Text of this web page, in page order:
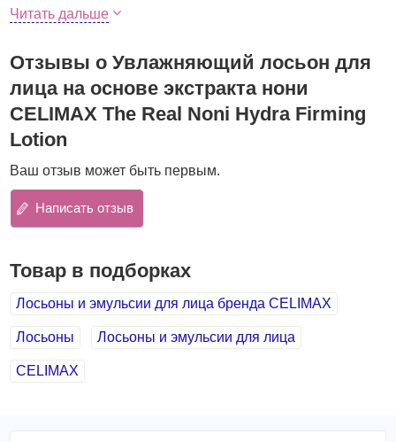
Real Noni Hydra Firming Lotion
шелушения.
обеспечивает надёжную антиоксидантную защиту;
нейтрализует свободные радикалы и
восстанавливает оптимальный гидролипидный
способствует формированию защитного барьера,
который удерживает в клетках необходимый уровень
влаги и препятствует обезвоженности;
лёгкая консистенция, быстро впитывается, оставляет
обладает освежающим ароматом розмарина;
подходит для сухой, нормальной и комбинированной
Основные компоненты:
Читать дальше
Отзывы о Увлажняющий лосьон для
лица на основе экстракта нони
CELIMAX The Real Noni Hydra Firming
Lotion
Ваш отзыв может быть первым.
Написать отзыв
Товар в подборках
Лосьоны и эмульсии для лица бренда CELIMAX
Лосьоны Лосьоны и эмульсии для лица
CELIMAX